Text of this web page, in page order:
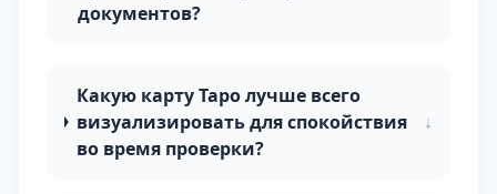
документов?
Какую карту Таро лучше всего
визуализировать для спокойствия
во время проверки?
↓